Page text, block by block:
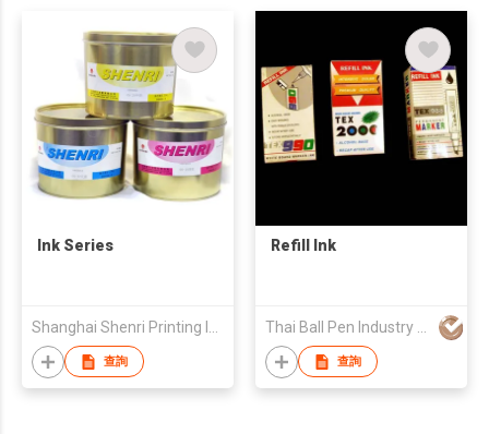
Ink Series
Shanghai Shenri Printing Ink Co Ltd
查詢
Refill Ink
Thai Ball Pen Industry Co Ltd
查詢